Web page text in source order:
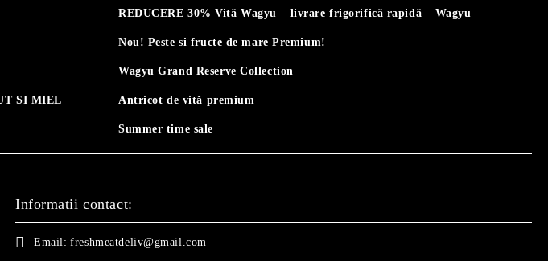
SI MIEL
REDUCERE 30% Vită Wagyu – livrare frigorifică rapidă – Wagyu
Nou! Peste si fructe de mare Premium!
Wagyu Grand Reserve Collection
Antricot de vită premium
Summer time sale
Informatii contact:
Email: freshmeatdeliv@gmail.com